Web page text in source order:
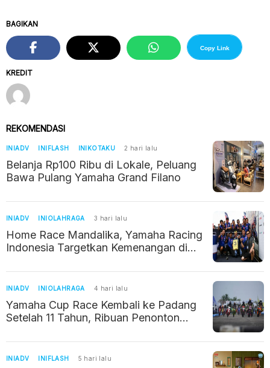
KREDIT
BAGIKAN
Copy Link
REKOMENDASI
INIADV INIFLASH INIKOTAKU 2 hari lalu
Belanja Rp100 Ribu di Lokale, Peluang
Bawa Pulang Yamaha Grand Filano
INIADV INIOLAHRAGA 3 hari lalu
Home Race Mandalika, Yamaha Racing
Indonesia Targetkan Kemenangan di
INIADV INIOLAHRAGA 4 hari lalu
Yamaha Cup Race Kembali ke Padang
Setelah 11 Tahun, Ribuan Penonton
INIADV INIFLASH 5 hari lalu